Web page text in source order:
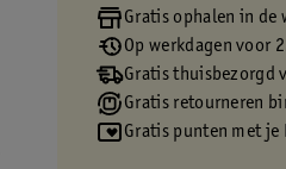
Gratis ophalen in de
Op werkdagen voor
Gratis thuisbezorgd
Gratis retourneren
Gratis punten met